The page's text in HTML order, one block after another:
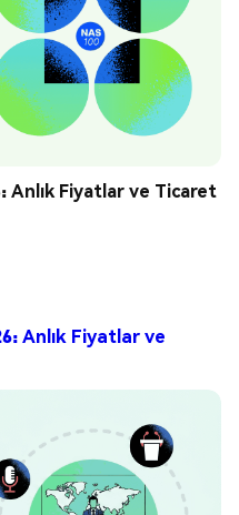
Anlık Fiyatlar ve Ticaret
Anlık Fiyatlar ve